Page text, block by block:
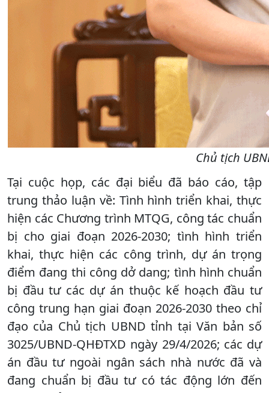
Chủ tịch
Tại cuộc họp, các đại biểu đã báo cáo, tập
trung thảo luận về: Tình hình triển khai, thực
hiện các Chương trình MTQG, công tác chuẩn
bị cho giai đoạn 2026-2030; tình hình triển
khai, thực hiện các công trình, dự án trọng
điểm đang thi công dở dang; tình hình chuẩn
bị đầu tư các dự án thuộc kế hoạch đầu tư
công trung hạn giai đoạn 2026-2030 theo chỉ
đạo của Chủ tịch UBND tỉnh tại Văn bản số
3025/UBND-QHĐTXD ngày 29/4/2026; các dự
án đầu tư ngoài ngân sách nhà nước đã và
đang chuẩn bị đầu tư có tác động lớn đến